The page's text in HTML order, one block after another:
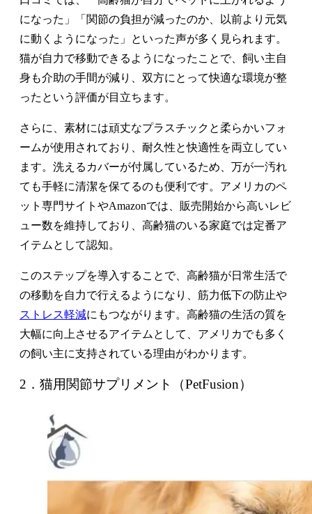
になった」「関節の負担が減ったのか、以前より元気
に動くようになった」といった声が多く見られます。
猫が自力で移動できるようになったことで、飼い主自
身も介助の手間が減り、双方にとって快適な環境が整
ったという評価が目立ちます。
さらに、素材には頑丈なプラスチックと柔らかいフォ
ームが使用されており、耐久性と快適性を両立してい
ます。洗えるカバーが付属しているため、万が一汚れ
ても手軽に清潔を保てるのも便利です。アメリカのペ
ット専門サイトやAmazonでは、販売開始から高いレビ
ュー数を維持しており、高齢猫のいる家庭では定番ア
イテムとして認知。
このステップを導入することで、高齢猫が日常生活で
の移動を自力で行えるようになり、筋力低下の防止や
ストレス軽減にもつながります。高齢猫の生活の質を
大幅に向上させるアイテムとして、アメリカでも多く
の飼い主に支持されている理由がわかります。
2．猫用関節サプリメント（PetFusion）